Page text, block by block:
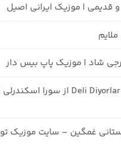
| موزیک ایرانی اصیل
شاد | موزیک پاپ بیس دار
غمگین – سایت موزیک تو